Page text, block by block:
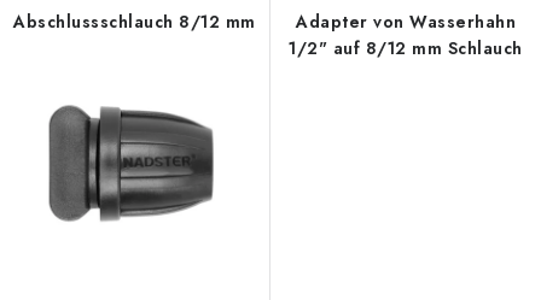
Abschlussschlauch 8/12 mm
Adapter von Wasserhahn
1/2" auf 8/12 mm Schlauch